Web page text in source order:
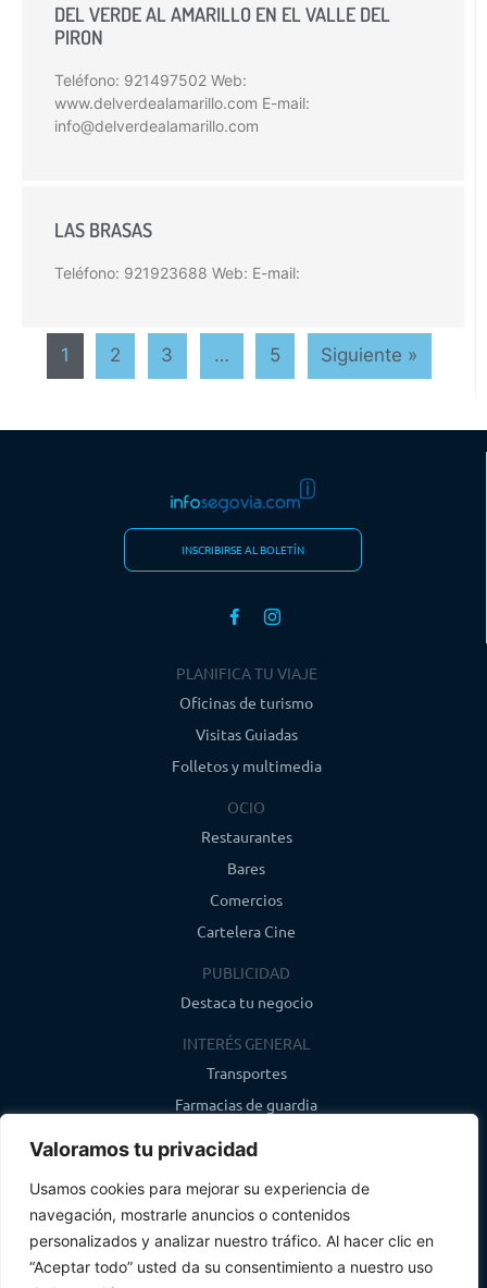
Valoramos tu privacidad
Usamos cookies para mejorar su experiencia de
navegación, mostrarle anuncios o contenidos
personalizados y analizar nuestro tráfico. Al hacer clic en
“Aceptar todo” usted da su consentimiento a nuestro uso
DEL VERDE AL AMARILLO EN EL VALLE DEL
PIRON
Teléfono: 921497502 Web:
www.delverdealamarillo.com E-mail:
info@delverdealamarillo.com
LAS BRASAS
Teléfono: 921923688 Web: E-mail:
1 2 3 … 5 Siguiente »
INSCRIBIRSE AL BOLETÍN
PLANIFICA TU VIAJE
Oficinas de turismo
Visitas Guiadas
Folletos y multimedia
OCIO
Restaurantes
Bares
Comercios
Cartelera Cine
PUBLICIDAD
Destaca tu negocio
INTERÉS GENERAL
Transportes
Farmacias de guardia
CONTACTO
info@infosegovia.com